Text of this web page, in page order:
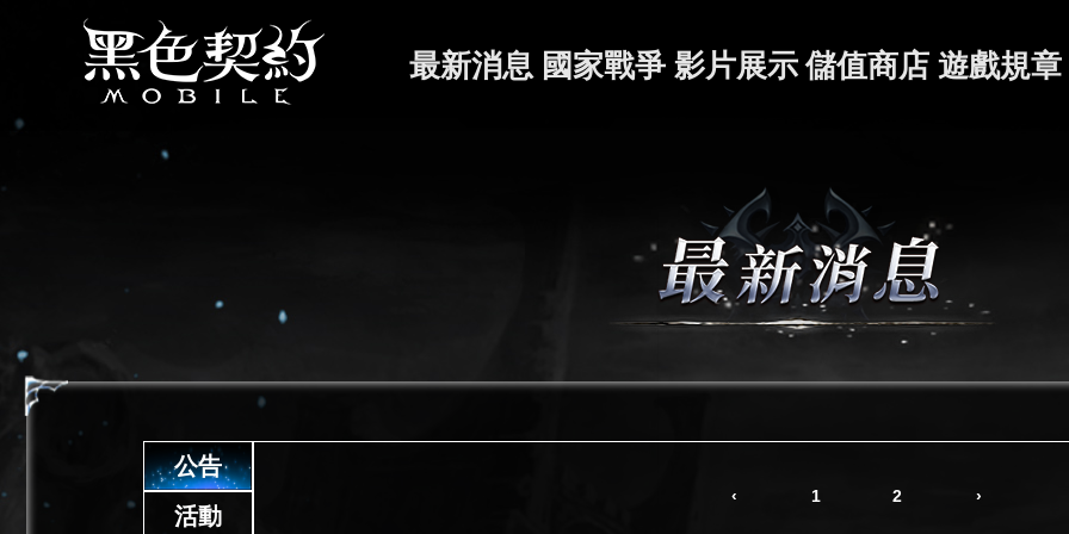
最新消息 國家戰爭 影片展示 儲值商店 遊戲規章
公告
活動
‹ 1 2 ›